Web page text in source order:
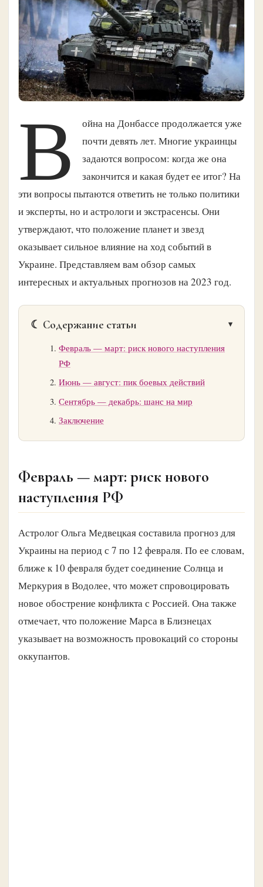
В
ойна на Донбассе продолжается уже
почти девять лет. Многие украинцы
задаются вопросом: когда же она
закончится и какая будет ее итог? На
эти вопросы пытаются ответить не только политики
и эксперты, но и астрологи и экстрасенсы. Они
утверждают, что положение планет и звезд
оказывает сильное влияние на ход событий в
Украине. Представляем вам обзор самых
интересных и актуальных прогнозов на 2023 год.
☾ Содержание статьи
Февраль — март: риск нового наступления
РФ
Июнь — август: пик боевых действий
Сентябрь — декабрь: шанс на мир
Заключение
Февраль — март: риск нового
наступления РФ
Астролог Ольга Медвецкая составила прогноз для
Украины на период с 7 по 12 февраля. По ее словам,
ближе к 10 февраля будет соединение Солнца и
Меркурия в Водолее, что может спровоцировать
новое обострение конфликта с Россией. Она также
отмечает, что положение Марса в Близнецах
указывает на возможность провокаций со стороны
оккупантов.